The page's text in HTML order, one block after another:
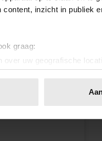
content, inzicht in publiek
graag:
over uw geografische
door het actief te
of intrekken in de
en advertenties te
Ook delen we informatie